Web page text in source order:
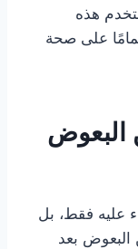
هذه
على صحة
البعوض
عليه فقط، بل
البعوض بعد